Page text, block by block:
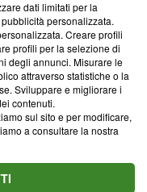
Frasca, 3 - 6900
dati limitati per la
personalizzata.
Creare profili
profili per la selezione di
degli annunci. Misurare le
attraverso statistiche o la
Sviluppare e migliorare i
contenuti.
sul sito e per modificare,
a consultare la nostra